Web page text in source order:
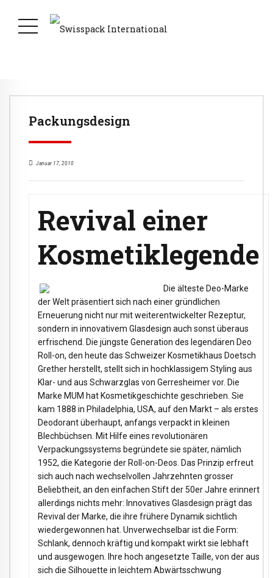
Packungsdesign
Januar 17, 2010
Revival einer
Kosmetiklegende
Die älteste Deo-Marke
der Welt präsentiert sich nach einer gründlichen
Erneuerung nicht nur mit weiterentwickelter Rezeptur,
sondern in innovativem Glasdesign auch sonst überaus
erfrischend. Die jüngste Generation des legendären Deo
Roll-on, den heute das Schweizer Kosmetikhaus Doetsch
Grether herstellt, stellt sich in hochklassigem Styling aus
Klar- und aus Schwarzglas von Gerresheimer vor. Die
Marke MUM hat Kosmetikgeschichte geschrieben. Sie
kam 1888 in Philadelphia, USA, auf den Markt – als erstes
Deodorant überhaupt, anfangs verpackt in kleinen
Blechbüchsen. Mit Hilfe eines revolutionären
Verpackungssystems begründete sie später, nämlich
1952, die Kategorie der Roll-on-Deos. Das Prinzip erfreut
sich auch nach wechselvollen Jahrzehnten grosser
Beliebtheit, an den einfachen Stift der 50er Jahre erinnert
allerdings nichts mehr: Innovatives Glasdesign prägt das
Revival der Marke, die ihre frühere Dynamik sichtlich
wiedergewonnen hat. Unverwechselbar ist die Form:
Schlank, dennoch kräftig und kompakt wirkt sie lebhaft
und ausgewogen. Ihre hoch angesetzte Taille, von der aus
sich die Silhouette in leichtem Abwärtsschwung